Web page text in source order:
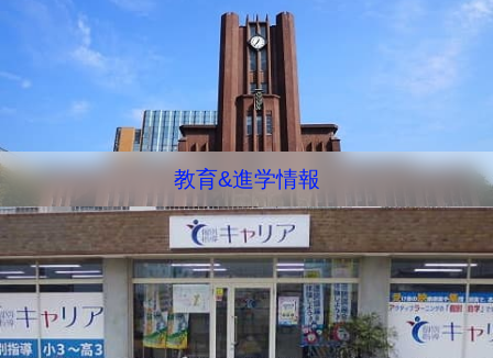
教育&進学情報